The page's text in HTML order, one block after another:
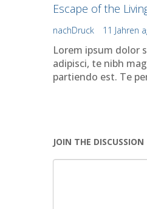
Escape of the
nachDruck 11 Jahren
Lorem ipsum dolor
adipisci, te nibh
partiendo est. Te
JOIN THE DISCUSSION